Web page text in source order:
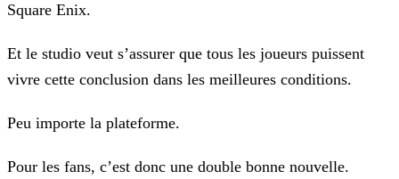
Square Enix.
Et le studio veut s’assurer que tous les joueurs puissent
vivre cette conclusion dans les meilleures conditions.
Peu importe la plateforme.
Pour les fans, c’est donc une double bonne nouvelle.